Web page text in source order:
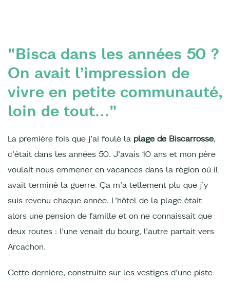
"Bisca dans les années 50 ?
On avait l’impression de
vivre en petite communauté,
loin de tout…"
La première fois que j’ai foulé la plage de Biscarrosse,
c’était dans les années 50. J’avais 10 ans et mon père
voulait nous emmener en vacances dans la région où il
avait terminé la guerre. Ça m’a tellement plu que j’y
suis revenu chaque année. L’hôtel de la plage était
alors une pension de famille et on ne connaissait que
deux routes : l’une venait du bourg, l’autre partait vers
Arcachon.
Cette dernière, construite sur les vestiges d’une piste